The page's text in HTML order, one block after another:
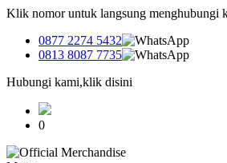
Klik nomor untuk langsung menghubungi
0877 2274 5432
0813 8087 7735
Hubungi kami,klik disini
0